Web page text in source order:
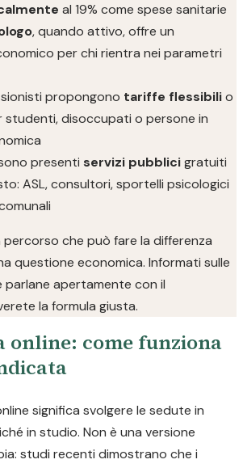
al 19% come spese sanitarie
, quando attivo, offre un
per chi rientra nei parametri
propongono tariffe flessibilio
studenti, disoccupati o persone in
presenti servizi pubblicigratuiti
ASL, consultori, sportelli psicologici
percorso che può fare la differenza
questione economica. Informati sulle
parlane apertamente con il
la formula giusta.
online: come funziona
significa svolgere le sedute in
in studio. Non è una versione
studi recenti dimostrano che i